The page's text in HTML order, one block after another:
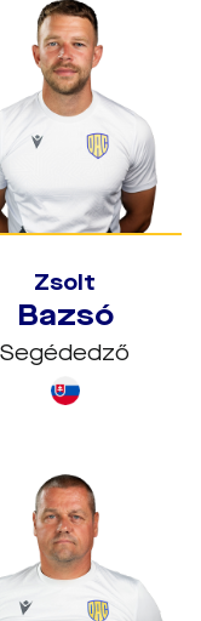
Zsolt
Bazsó
Segédedző